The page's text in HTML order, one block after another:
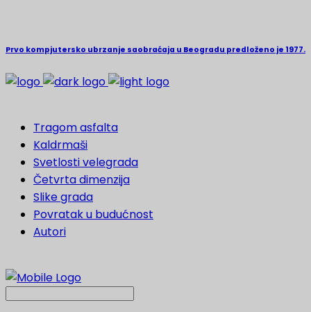
Prvo kompjutersko ubrzanje saobraćaja u Beogradu predloženo je 1977.
Tragom asfalta
Kaldrmaši
Svetlosti velegrada
Četvrta dimenzija
Slike grada
Povratak u budućnost
Autori